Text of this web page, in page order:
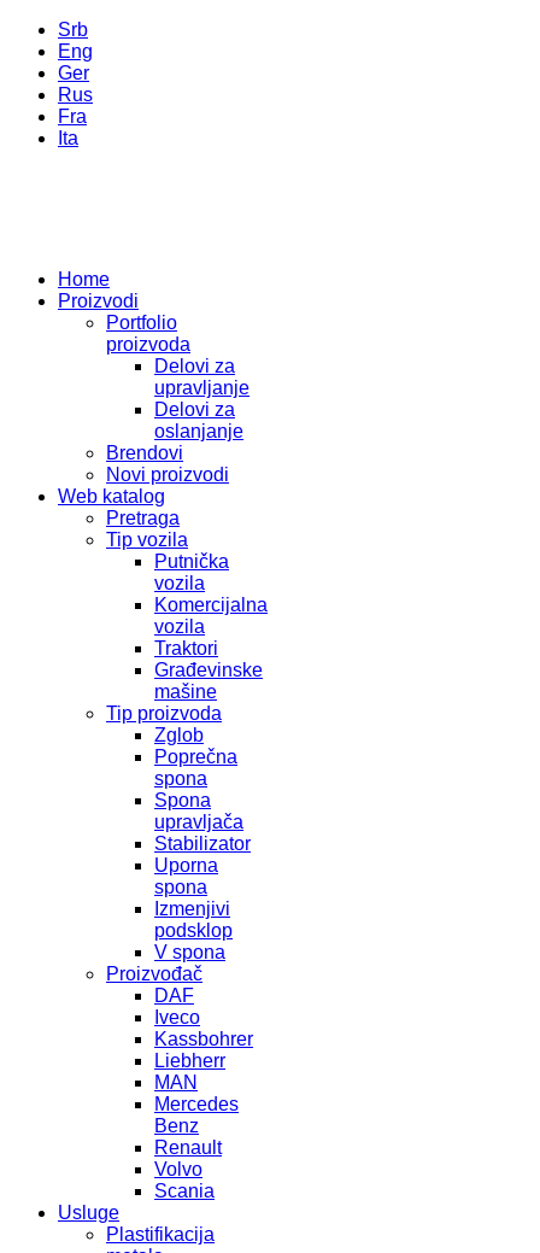
Srb
Eng
Ger
Rus
Fra
Ita
Home
Proizvodi
Portfolio
proizvoda
Delovi za
upravljanje
Delovi za
oslanjanje
Brendovi
Novi proizvodi
Web katalog
Pretraga
Tip vozila
Putnička
vozila
Komercijalna
vozila
Traktori
Građevinske
mašine
Tip proizvoda
Zglob
Poprečna
spona
Spona
upravljača
Stabilizator
Uporna
spona
Izmenjivi
podsklop
V spona
Proizvođač
DAF
Iveco
Kassbohrer
Liebherr
MAN
Mercedes
Benz
Renault
Volvo
Scania
Usluge
Plastifikacija